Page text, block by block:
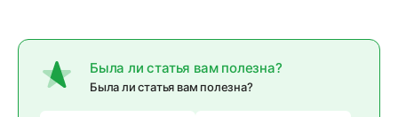
Была ли статья вам полезна?
Была ли статья вам полезна?